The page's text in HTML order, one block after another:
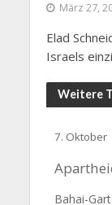
März 27,
Elad
Israels
Weitere
7. Oktober
Bahai-